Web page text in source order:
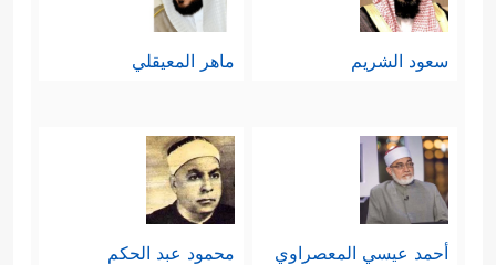
سعود الشريم ماهر المعيقلي
أحمد عيسي المعصراوي محمود عبد الحكم